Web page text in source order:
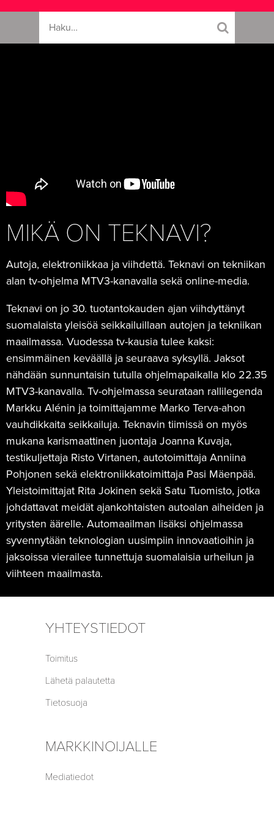
MIKÄ ON TEKNAVI?
Autoja, elektroniikkaa ja viihdettä. Teknavi on tekniikan
alan tv-ohjelma MTV3-kanavalla sekä online-media.
Teknavi on jo 30. tuotantokauden ajan viihdyttänyt
suomalaista yleisöä seikkailuillaan autojen ja tekniikan
maailmassa. Vuodessa tv-kausia tulee kaksi:
ensimmäinen keväällä ja seuraava syksyllä. Jaksot
nähdään sunnuntaisin tutulla ohjelmapaikalla klo 22.35
MTV3-kanavalla. Tv-ohjelmassa seurataan rallilegenda
Markku Alénin ja toimittajamme Marko Terva-ahon
vauhdikkaita seikkailuja. Teknavin tiimissä on myös
mukana karismaattinen juontaja Joanna Kuvaja,
testikuljettaja Risto Virtanen, autotoimittaja Anniina
Pohjonen sekä elektroniikkatoimittaja Pasi Mäenpää.
Yleistoimittajat Rita Jokinen sekä Satu Tuomisto, jotka
johdattavat meidät ajankohtaisten autoalan aiheiden ja
yritysten äärelle. Automaailman lisäksi ohjelmassa
syvennytään teknologian uusimpiin innovaatioihin ja
jaksoissa vierailee tunnettuja suomalaisia urheilun ja
viihteen maailmasta.
YHTEYSTIEDOT
Toimitus
Lähetä palautetta
Tietosuoja
MARKKINOIJALLE
Mediatiedot